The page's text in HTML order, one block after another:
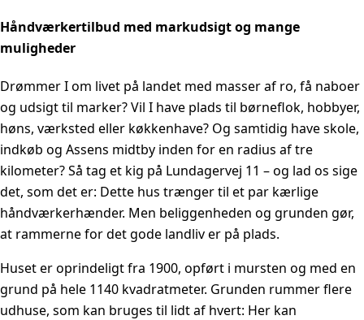
Håndværkertilbud med markudsigt og mange
muligheder
Drømmer I om livet på landet med masser af ro, få naboer
og udsigt til marker? Vil I have plads til børneflok, hobbyer,
høns, værksted eller køkkenhave? Og samtidig have skole,
indkøb og Assens midtby inden for en radius af tre
kilometer? Så tag et kig på Lundagervej 11 – og lad os sige
det, som det er: Dette hus trænger til et par kærlige
håndværkerhænder. Men beliggenheden og grunden gør,
at rammerne for det gode landliv er på plads.
Huset er oprindeligt fra 1900, opført i mursten og med en
grund på hele 1140 kvadratmeter. Grunden rummer flere
udhuse, som kan bruges til lidt af hvert: Her kan